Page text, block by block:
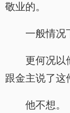
敬业的。
一般情况
更何况以
跟金主说了这
他不想。